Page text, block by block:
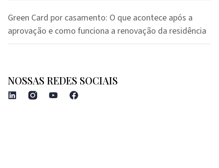
Green Card por casamento: O que acontece após a
aprovação e como funciona a renovação da residência
NOSSAS REDES SOCIAIS